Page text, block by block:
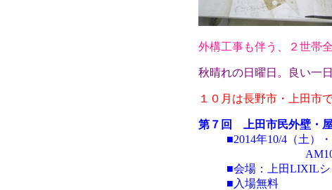
外構工事も伴う、２世帯
秋晴れの日曜日。良い一
１０月は長野市・上田市
第７回 上田市民外壁・
■2014年10/4（土）・
AM10：00～
■会場：上田LIXILシ
■入場無料